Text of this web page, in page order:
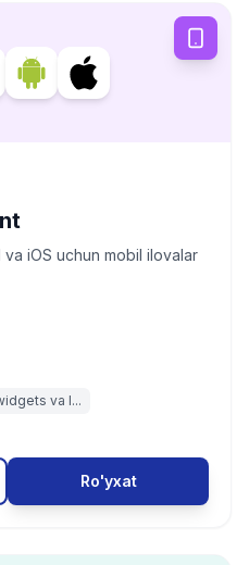
iOS uchun mobil ilovalar
va l...
Ro'yxat